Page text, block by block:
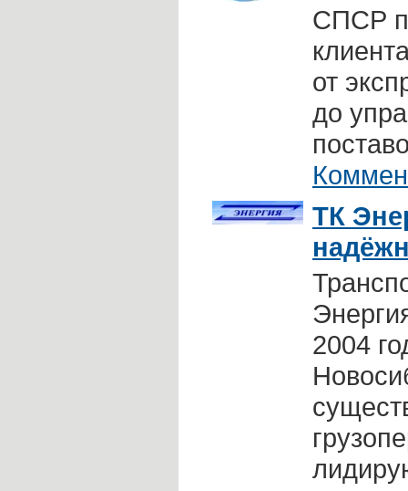
СПСР
от
до
ТК
2004